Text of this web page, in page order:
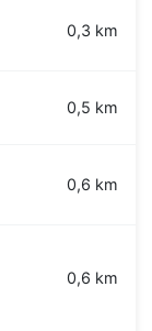
0,3 km
0,5 km
0,6 km
0,6 km